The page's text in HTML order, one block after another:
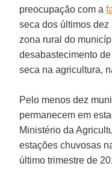
preocupação com a
seca dos últimos
zona rural do
desabastecimento
seca na agricultura,
Pelo menos dez
permanecem em
Ministério da
estações chuvosas
último trimestre de